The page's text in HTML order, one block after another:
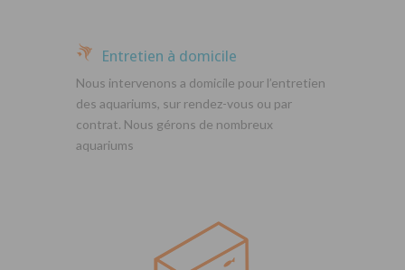
Entretien à domicile
Nous intervenons a domicile pour l’entretien
des aquariums, sur rendez-vous ou par
contrat. Nous gérons de nombreux
aquariums